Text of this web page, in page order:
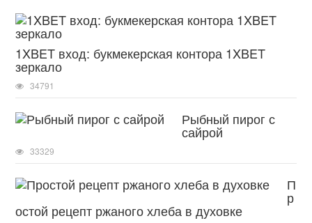
1XBET вход: букмекерская контора 1XBET
зеркало
34791
Рыбный пирог с
сайрой
33329
П
р
остой рецепт ржаного хлеба в духовке